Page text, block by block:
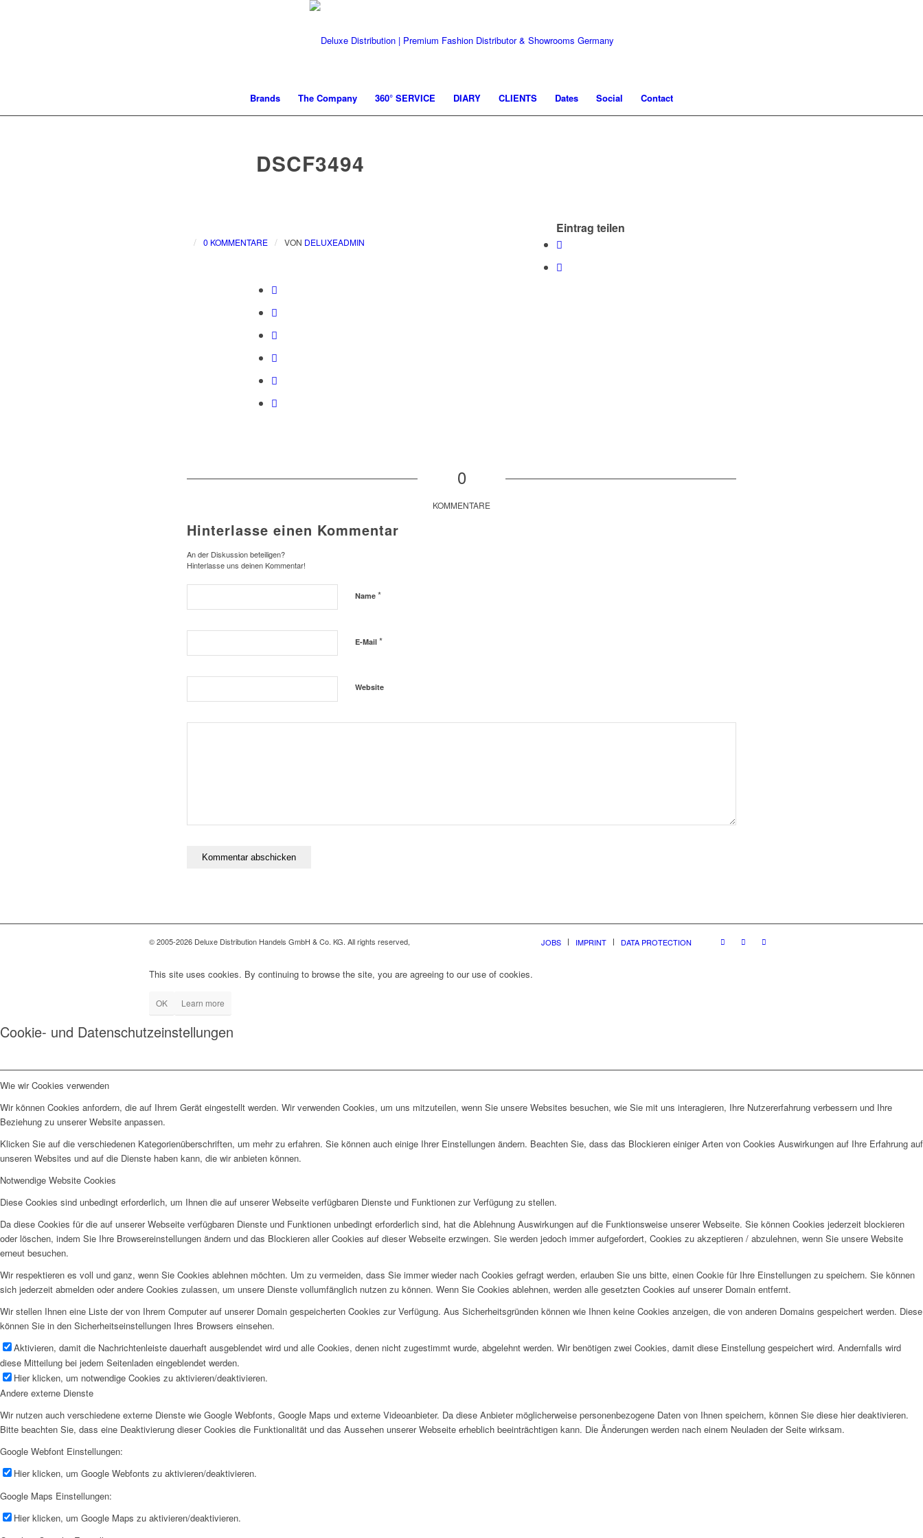
Brands The Company 360° SERVICE DIARY CLIENTS Dates Social Contact
DSCF3494
/ 0 KOMMENTARE / VON DELUXEADMIN
Eintrag teilen
0
KOMMENTARE
Hinterlasse einen Kommentar
An der Diskussion beteiligen?
Hinterlasse uns deinen Kommentar!
Name *
E-Mail *
Website
© 2005-2026 Deluxe Distribution Handels GmbH & Co. KG. All rights reserved, JOBS IMPRINT DATA PROTECTION
This site uses cookies. By continuing to browse the site, you are agreeing to our use of cookies.
OK Learn more
Cookie- und Datenschutzeinstellungen
Wie wir Cookies verwenden
Wir können Cookies anfordern, die auf Ihrem Gerät eingestellt werden. Wir verwenden Cookies, um uns mitzuteilen, wenn Sie unsere Websites besuchen, wie Sie mit uns interagieren, Ihre Nutzererfahrung verbessern und Ihre
Beziehung zu unserer Website anpassen.
Klicken Sie auf die verschiedenen Kategorienüberschriften, um mehr zu erfahren. Sie können auch einige Ihrer Einstellungen ändern. Beachten Sie, dass das Blockieren einiger Arten von Cookies Auswirkungen auf Ihre Erfahrung auf
unseren Websites und auf die Dienste haben kann, die wir anbieten können.
Notwendige Website Cookies
Diese Cookies sind unbedingt erforderlich, um Ihnen die auf unserer Webseite verfügbaren Dienste und Funktionen zur Verfügung zu stellen.
Da diese Cookies für die auf unserer Webseite verfügbaren Dienste und Funktionen unbedingt erforderlich sind, hat die Ablehnung Auswirkungen auf die Funktionsweise unserer Webseite. Sie können Cookies jederzeit blockieren
oder löschen, indem Sie Ihre Browsereinstellungen ändern und das Blockieren aller Cookies auf dieser Webseite erzwingen. Sie werden jedoch immer aufgefordert, Cookies zu akzeptieren / abzulehnen, wenn Sie unsere Website
erneut besuchen.
Wir respektieren es voll und ganz, wenn Sie Cookies ablehnen möchten. Um zu vermeiden, dass Sie immer wieder nach Cookies gefragt werden, erlauben Sie uns bitte, einen Cookie für Ihre Einstellungen zu speichern. Sie können
sich jederzeit abmelden oder andere Cookies zulassen, um unsere Dienste vollumfänglich nutzen zu können. Wenn Sie Cookies ablehnen, werden alle gesetzten Cookies auf unserer Domain entfernt.
Wir stellen Ihnen eine Liste der von Ihrem Computer auf unserer Domain gespeicherten Cookies zur Verfügung. Aus Sicherheitsgründen können wie Ihnen keine Cookies anzeigen, die von anderen Domains gespeichert werden. Diese
können Sie in den Sicherheitseinstellungen Ihres Browsers einsehen.
Aktivieren, damit die Nachrichtenleiste dauerhaft ausgeblendet wird und alle Cookies, denen nicht zugestimmt wurde, abgelehnt werden. Wir benötigen zwei Cookies, damit diese Einstellung gespeichert wird. Andernfalls wird
diese Mitteilung bei jedem Seitenladen eingeblendet werden.
Hier klicken, um notwendige Cookies zu aktivieren/deaktivieren.
Andere externe Dienste
Wir nutzen auch verschiedene externe Dienste wie Google Webfonts, Google Maps und externe Videoanbieter. Da diese Anbieter möglicherweise personenbezogene Daten von Ihnen speichern, können Sie diese hier deaktivieren.
Bitte beachten Sie, dass eine Deaktivierung dieser Cookies die Funktionalität und das Aussehen unserer Webseite erheblich beeinträchtigen kann. Die Änderungen werden nach einem Neuladen der Seite wirksam.
Google Webfont Einstellungen:
Hier klicken, um Google Webfonts zu aktivieren/deaktivieren.
Google Maps Einstellungen:
Hier klicken, um Google Maps zu aktivieren/deaktivieren.